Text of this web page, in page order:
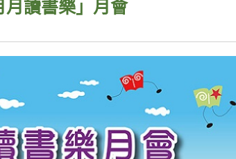
月讀書樂」月會